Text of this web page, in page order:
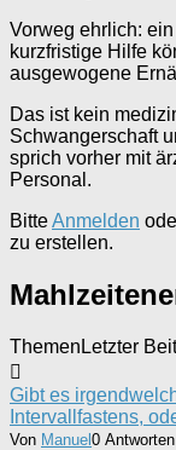
Vorweg ehrlich:
kurzfristige Hilfe
ausgewogene
Das ist kein
Schwangerschaft
sprich vorher mit
Personal.
BitteAnmelden
zu erstellen.
Themen Letzter
Gibt es
Intervallfastens,
Von Manuel0